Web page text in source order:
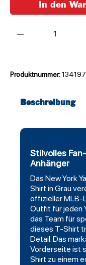
In den
Produktnummer:
Beschreibung
Stilvolles
Anhänger
Das New York
Shirt in Grau
offizieller MLB-
Outfit für jeden
das Team für
dieses T-Shirt
Detail. Das
Vorderseite ist
Shirt zu einem